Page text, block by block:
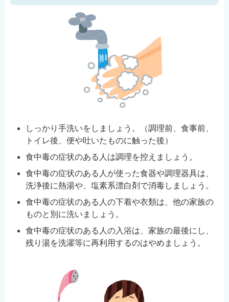
しっかり手洗いをしましょう。（調理前、食事前、
トイレ後、便や吐いたものに触った後）
食中毒の症状のある人は調理を控えましょう。
食中毒の症状のある人が使った食器や調理器具は、
洗浄後に熱湯や、塩素系漂白剤で消毒しましょう。
食中毒の症状のある人の下着や衣類は、他の家族の
ものと別に洗いましょう。
食中毒の症状のある人の入浴は、家族の最後にし、
残り湯を洗濯等に再利用するのはやめましょう。